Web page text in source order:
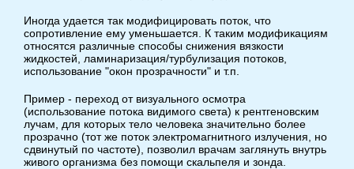
Иногда удается так модифицировать поток, что
сопротивление ему уменьшается. К таким модификациям
относятся различные способы снижения вязкости
жидкостей, ламинаризация/турбулизация потоков,
использование "окон прозрачности" и т.п.
Пример - переход от визуального осмотра
(использование потока видимого света) к рентгеновским
лучам, для которых тело человека значительно более
прозрачно (тот же поток электромагнитного излучения, но
сдвинутый по частоте), позволил врачам заглянуть внутрь
живого организма без помощи скальпеля и зонда.